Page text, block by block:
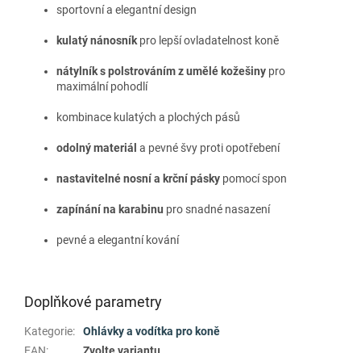
sportovní a elegantní design
kulatý nánosník pro lepší ovladatelnost koně
nátylník s polstrováním z umělé kožešiny pro
maximální pohodlí
kombinace kulatých a plochých pásů
odolný materiál a pevné švy proti opotřebení
nastavitelné nosní a krční pásky pomocí spon
zapínání na karabinu pro snadné nasazení
pevné a elegantní kování
Doplňkové parametry
Kategorie:
Ohlávky a vodítka pro koně